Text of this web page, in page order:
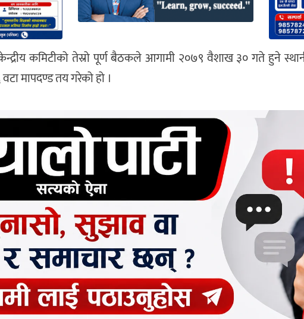
कमिटीको तेस्रो पूर्ण बैठकले आगामी २०७९ वैशाख ३० गते हुने
मापदण्ड तय गरेको हो ।